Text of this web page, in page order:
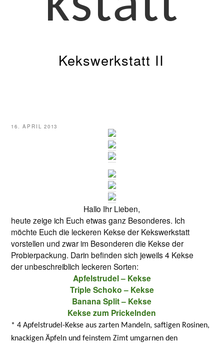
VERÖFFENTLICHT
16. APRIL 2013
Kekswerkstatt II
Hallo Ihr Lieben,
heute zeige ich Euch etwas ganz Besonderes. Ich
möchte Euch die leckeren Kekse der Kekswerkstatt
vorstellen und zwar im Besonderen die Kekse der
Probierpackung. Darin befinden sich jeweils 4 Kekse
der unbeschreiblich leckeren Sorten:
Apfelstrudel – Kekse
Triple Schoko – Kekse
Banana Split – Kekse
Kekse zum Prickelnden
* 4 Apfelstrudel-Kekse aus zarten Mandeln, saftigen Rosinen,
knackigen Äpfeln und feinstem Zimt umgarnen den